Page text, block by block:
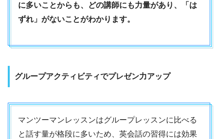
に多いことからも、どの講師にも力量があり、「は
ずれ」がないことがわかります。
グループアクティビティでプレゼン力アップ
マンツーマンレッスンはグループレッスンに比べる
と話す量が格段に多いため、英会話の習得には効果